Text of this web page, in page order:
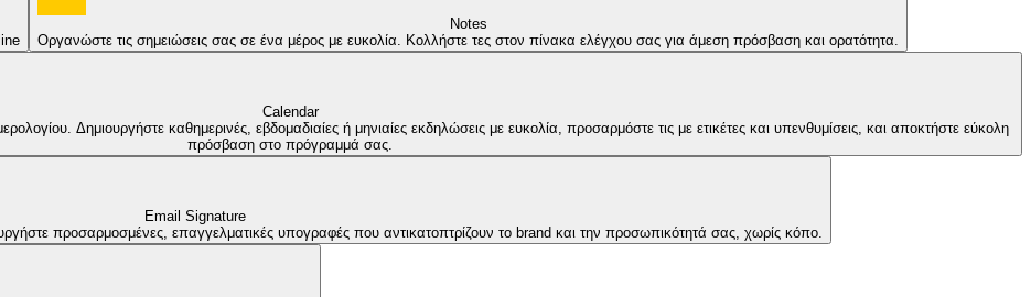
Notes
Οργανώστε τις σημειώσεις σας σε ένα μέρος με ευκολία. Κολλήστε τες στον πίνακα ελέγχου σας για άμεση πρόσβαση και ορατότητα.
Calendar
Δημιουργήστε καθημερινές, εβδομαδιαίες ή μηνιαίες εκδηλώσεις με ευκολία, προσαρμόστε τις με ετικέτες και υπενθυμίσεις, και αποκτήστε εύκολη
πρόσβαση στο πρόγραμμά σας.
Email Signature
προσαρμοσμένες, επαγγελματικές υπογραφές που αντικατοπτρίζουν το brand και την προσωπικότητά σας, χωρίς κόπο.